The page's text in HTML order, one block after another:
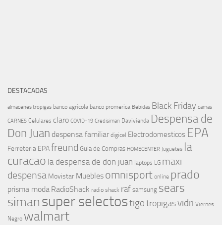
DESTACADAS
almacenes tropigas banco agricola banco promerica Bebidas Black Friday camas
CARNES Celulares claro COVID-19 Credisiman Davivienda Despensa de
Don Juan despensa familiar digicel Electrodomesticos EPA
Ferreteria EPAfreund Guia de Compras HOMECENTER Juguetes la
curacao la despensa de don juan laptops LG maxi
despensa Movistar Muebles omnisport online prado
prisma moda RadioShack radio shack raf samsung sears
simansuper selectostigotropigasvidri Viernes
Negro walmart